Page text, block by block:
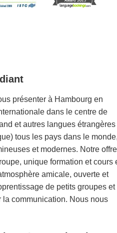
présenter à Hambourg en
dans le centre de
et autres langues étrangères
tous les pays dans le
et modernes. Notre offre
unique formation et cours
amicale, ouverte et
de petits groupes et
communication. Nous nous